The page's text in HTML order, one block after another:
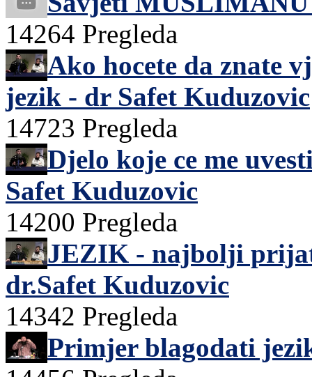
14264 Pregleda
Ako hocete da znate
jezik - dr Safet Kuduzovic
14723 Pregleda
Djelo koje ce me
Safet Kuduzovic
14200 Pregleda
JEZIK - najbolji
dr.Safet Kuduzovic
14342 Pregleda
Primjer blagodati